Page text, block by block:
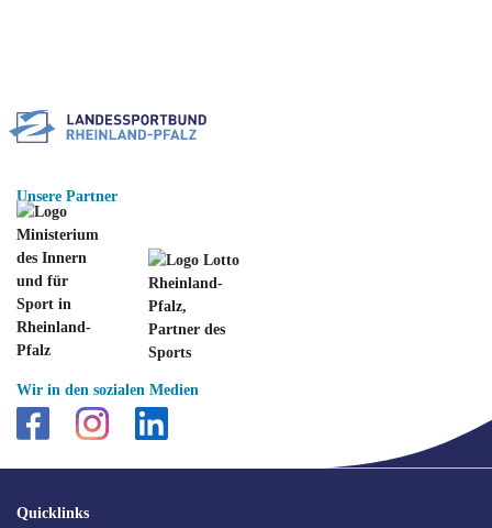
Unsere Partner
Wir in den sozialen Medien
SEO
Quicklinks